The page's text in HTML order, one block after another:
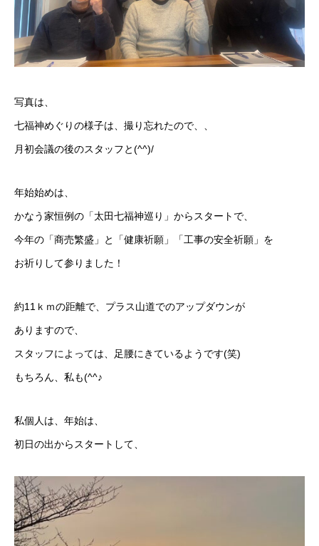
写真は、
七福神めぐりの様子は、撮り忘れたので、、
月初会議の後のスタッフと(^^)/
年始始めは、
かなう家恒例の「太田七福神巡り」からスタートで、
今年の「商売繁盛」と「健康祈願」「工事の安全祈願」を
お祈りして参りました！
約11ｋｍの距離で、プラス山道でのアップダウンが
ありますので、
スタッフによっては、足腰にきているようです(笑)
もちろん、私も(^^♪
私個人は、年始は、
初日の出からスタートして、